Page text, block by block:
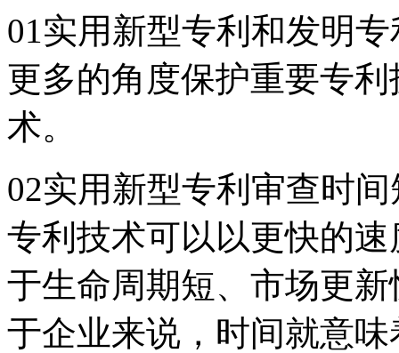
01实用新型专利和发明
更多的角度保护重要专
术。
02实用新型专利审查时
专利技术可以以更快的
于生命周期短、市场更
于企业来说，时间就意